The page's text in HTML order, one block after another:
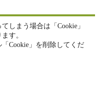
しまう場合は「Cookie」
す。
Cookie」を削除してくだ